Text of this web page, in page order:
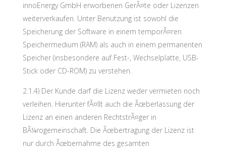
innoEnergy GmbH erworbenen GerÃ¤te oder Lizenzen
weiterverkaufen. Unter Benutzung ist sowohl die
Speicherung der Software in einem temporÃ¤ren
Speichermedium (RAM) als auch in einem permanenten
Speicher (insbesondere auf Fest-, Wechselplatte, USB-
Stick oder CD-ROM) zu verstehen.
2.1.4) Der Kunde darf die Lizenz weder vermieten noch
verleihen. Hierunter fÃ¤llt auch die Ãœberlassung der
Lizenz an einen anderen RechtstrÃ¤ger in
BÃ¼rogemeinschaft. Die Ãœbertragung der Lizenz ist
nur durch Ãœbernahme des gesamten